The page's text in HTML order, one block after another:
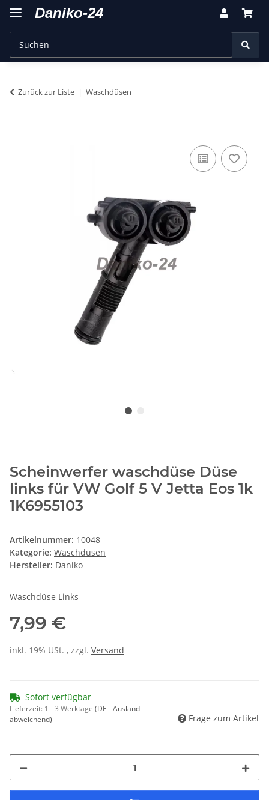
Zurück zur Liste Waschdüsen
Scheinwerfer waschdüse Düse
links für VW Golf 5 V Jetta Eos 1k
1K6955103
Artikelnummer: 10048
Kategorie: Waschdüsen
Hersteller: Daniko
Waschdüse Links
7,99 €
inkl. 19% USt. , zzgl. Versand
Sofort verfügbar
Lieferzeit: 1 - 3 Werktage (DE - Ausland
abweichend)
Frage zum Artikel